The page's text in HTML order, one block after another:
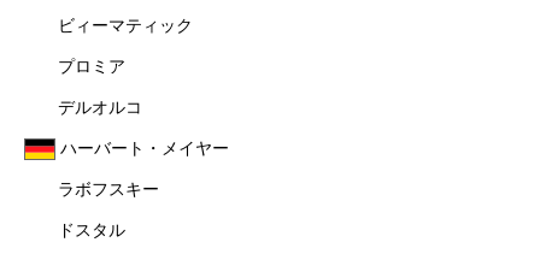
ビィーマティック
プロミア
デルオルコ
ハーバート・メイヤー
ラボフスキー
ドスタル